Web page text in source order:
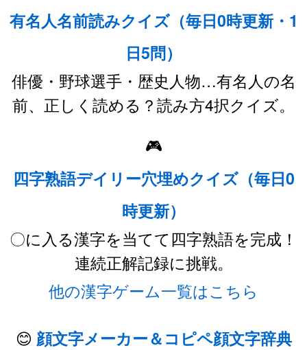
有名人名前読みクイズ（毎日0時更新・1
日5問）
俳優・野球選手・歴史人物…有名人の名
前、正しく読める？読み方4択クイズ。
🎮
四字熟語デイリー穴埋めクイズ（毎日0
時更新）
〇に入る漢字を当てて四字熟語を完成！
連続正解記録に挑戦。
他の漢字ゲーム一覧はこちら
😊 顔文字メーカー＆コピペ顔文字辞典